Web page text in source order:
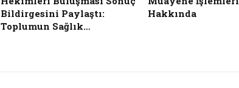
Bildirgesini Paylaştı:
Toplumun Sağlık…
Hakkında